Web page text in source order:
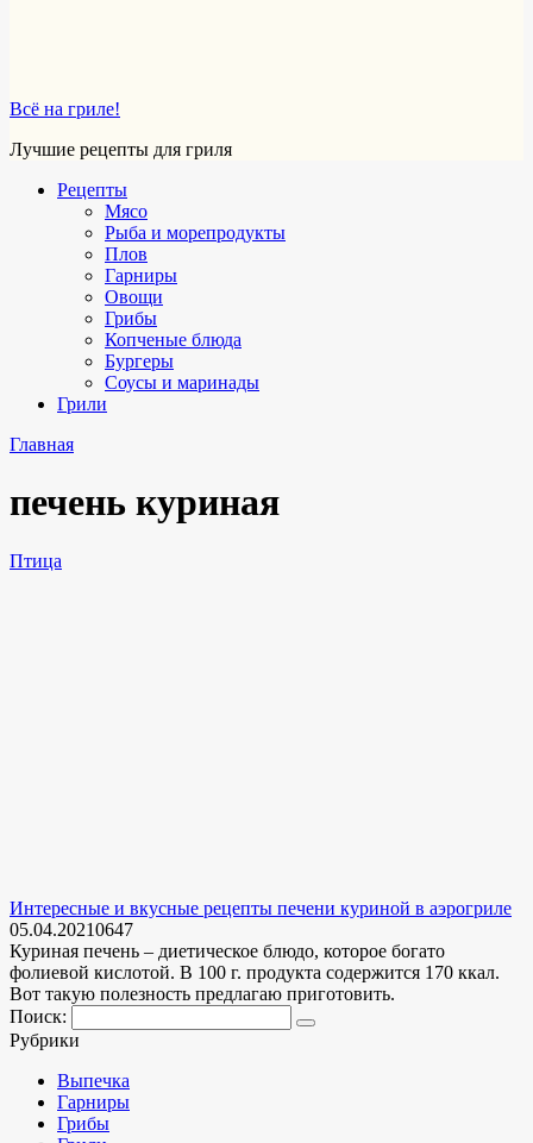
Всё на гриле!
Лучшие рецепты для гриля
Рецепты
Мясо
Рыба и морепродукты
Плов
Гарниры
Овощи
Грибы
Копченые блюда
Бургеры
Соусы и маринады
Грили
Главная
печень куриная
Птица
Интересные и вкусные рецепты печени куриной в аэрогриле
05.04.20210647
Куриная печень – диетическое блюдо, которое богато
фолиевой кислотой. В 100 г. продукта содержится 170 ккал.
Вот такую полезность предлагаю приготовить.
Поиск:
Рубрики
Выпечка
Гарниры
Грибы